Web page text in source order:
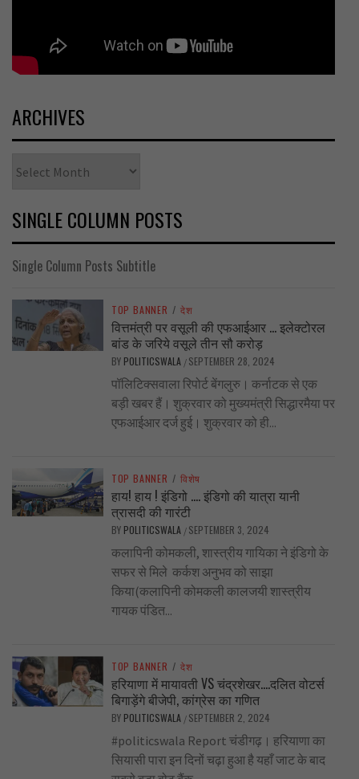
ARCHIVES
SINGLE COLUMN POSTS
Single Column Posts Subtitle
TOP BANNER / देश
वित्तमंत्री पर वसूली की एफआईआर … इलेक्टोरल
बांड के जरिये वसूले तीन सौ करोड़
BY POLITICSWALA / SEPTEMBER 28, 2024
पॉलिटिक्सवाला रिपोर्ट बेंगलुरु। कर्नाटक से एक
बड़ी खबर हैं। शुक्रवार को मुख्यमंत्री सिद्धारमैया पर
एफआईआर दर्ज हुई। शुक्रवार को ही...
TOP BANNER / विशेष
हाय! हाय ! इंडिगो …. इंडिगो की यात्रा यानी
त्रासदी की गारंटी
BY POLITICSWALA / SEPTEMBER 3, 2024
कलापिनी कोमकली, शास्त्रीय गायिका ने इंडिगो के
सफर से मिले कर्कश अनुभव को साझा
किया(कलापिनी कोमकली कालजयी शास्त्रीय
गायक पंडित...
TOP BANNER / देश
हरियाणा में मायावती VS चंद्रशेखर….दलित वोटर्स
बिगाड़ेंगे बीजेपी, कांग्रेस का गणित
BY POLITICSWALA / SEPTEMBER 2, 2024
#politicswala Report चंडीगढ़। हरियाणा का
सियासी पारा इन दिनों चढ़ा हुआ है यहाँ जाट के बाद